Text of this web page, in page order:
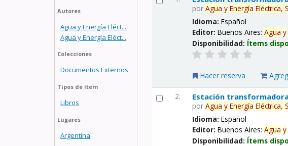
Autores
Agua y Energía Eléct...
Agua y Energía Eléct...
Colecciones
Documentos Externos
Tipos de ítem
Libros
Lugares
Argentina
porAgua y Energía Eléctrica,
Idioma:Español
Editor:Buenos Aires:Agua y
Disponibilidad: Ítems
Hacer reserva
2. Estación
porAgua y Energía Eléctrica,
Idioma:Español
Editor:Buenos Aires:Agua y
Disponibilidad: Ítems